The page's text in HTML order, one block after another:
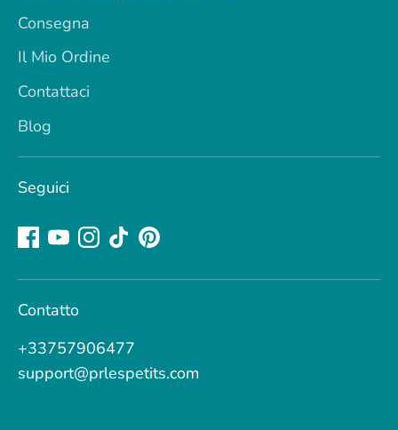
Consegna
Il Mio Ordine
Contattaci
Blog
Seguici
Contatto
+33757906477
support@prlespetits.com